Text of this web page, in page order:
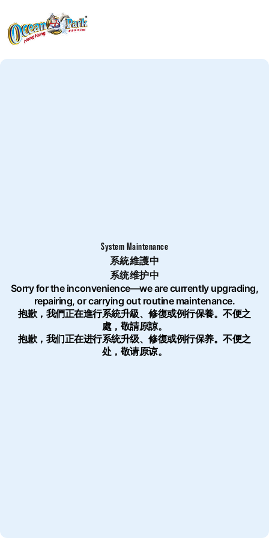
System Maintenance
系統維護中
系统维护中
Sorry for the inconvenience—we are currently upgrading,
repairing, or carrying out routine maintenance.
抱歉，我們正在進行系統升級、修復或例行保養。不便之
處，敬請原諒。
抱歉，我们正在进行系统升级、修復或例行保养。不便之
处，敬请原谅。